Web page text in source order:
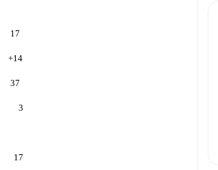
17
+14
37
3
17